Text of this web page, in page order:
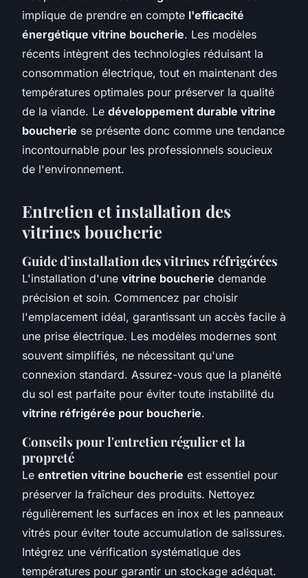
implique de prendre en compte l'efficacité
énergétique vitrine boucherie. Les modèles
récents intègrent des technologies réduisant la
consommation électrique, tout en maintenant des
températures optimales pour préserver la qualité
de la viande. Le développement durable vitrine
boucherie se présente donc comme une tendance
incontournable pour les professionnels soucieux
de l'environnement.
Entretien et installation des
vitrines boucherie
Guide d'installation des vitrines réfrigérées
L'installation d'une vitrine boucherie demande
précision et soin. Commencez par choisir
l'emplacement idéal, garantissant un accès facile à
une prise électrique. Les modèles modernes sont
souvent simplifiés, ne nécessitant qu'une
connexion standard. Assurez-vous que la planéité
du sol est parfaite pour éviter toute instabilité du
vitrine réfrigérée pour boucherie.
Conseils pour l'entretien régulier et la
propreté
Le entretien vitrine boucherie est essentiel pour
préserver la fraîcheur des produits. Nettoyez
régulièrement les surfaces en inox et les panneaux
vitrés pour éviter toute accumulation de salissures.
Intégrez une vérification systématique des
températures pour garantir un stockage adéquat.